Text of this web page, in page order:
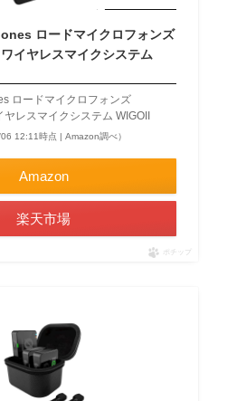
ロードマイクロフォンズ
イヤレスマイクシステム
ロードマイクロフォンズ
レスマイクシステム WIGOII
06 12:11時点 | Amazon調べ）
Amazon
楽天市場
ポチップ